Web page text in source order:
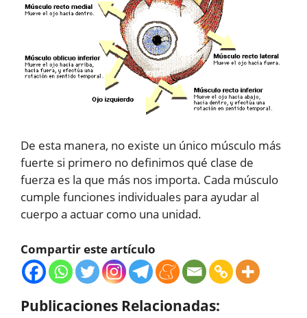
De esta manera, no existe un único músculo más
fuerte si primero no definimos qué clase de
fuerza es la que más nos importa. Cada músculo
cumple funciones individuales para ayudar al
cuerpo a actuar como una unidad.
Compartir este artículo
Publicaciones Relacionadas: